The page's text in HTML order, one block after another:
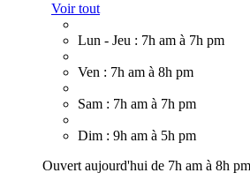
Voir tout
Lun - Jeu : 7h am à 7h pm
Ven : 7h am à 8h pm
Sam : 7h am à 7h pm
Dim : 9h am à 5h pm
Ouvert aujourd'hui de 7h am à 8h pm